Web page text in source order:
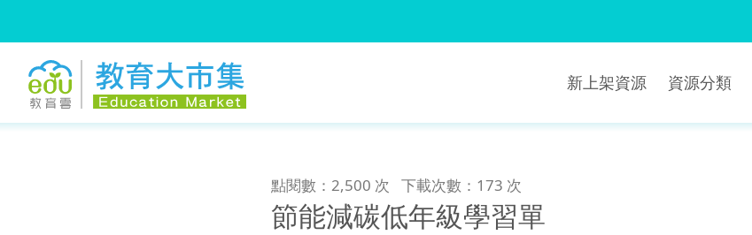
新上架資源 資源分類
點閱數：2,500 次 下載次數：173 次
節能減碳低年級學習單